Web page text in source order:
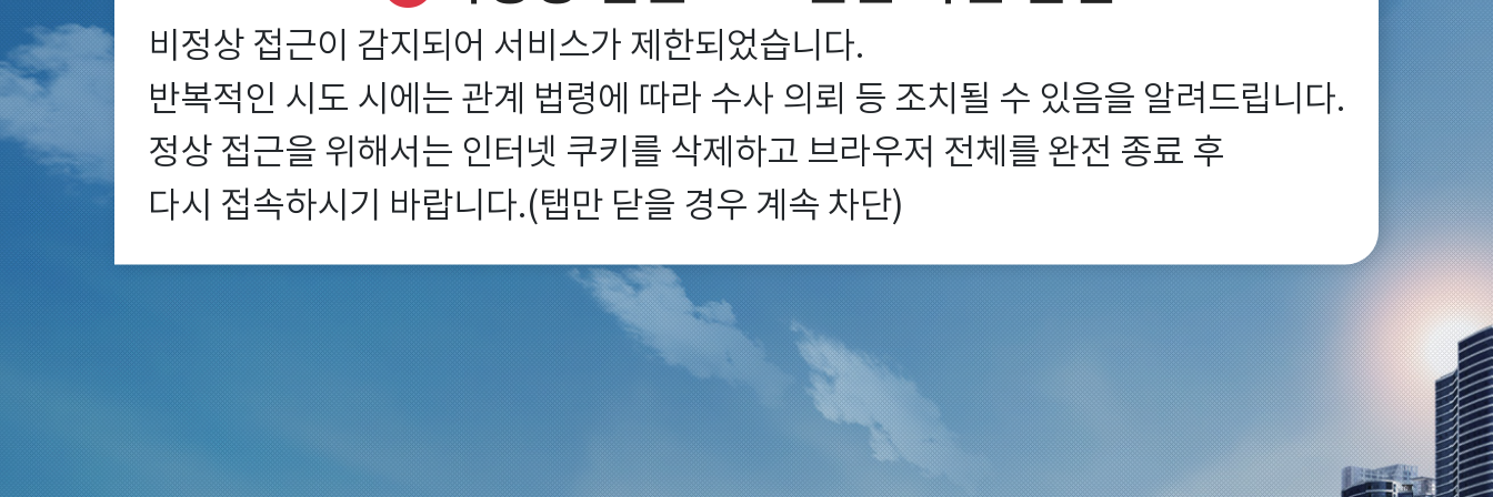
비정상 접근이 감지되어 서비스가 제한되었습니다.
반복적인 시도 시에는 관계 법령에 따라 수사 의뢰 등 조치될 수 있음을 알려드립니다.
정상 접근을 위해서는 인터넷 쿠키를 삭제하고 브라우저 전체를 완전 종료 후
다시 접속하시기 바랍니다.(탭만 닫을 경우 계속 차단)